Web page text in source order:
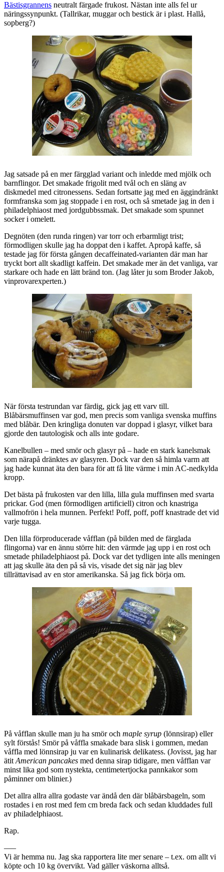
Bästisgrannens neutralt färgade frukost. Nästan inte alls fel ur
näringssynpunkt. (Tallrikar, muggar och bestick är i plast. Hallå,
sopberg?)
Jag satsade på en mer färgglad variant och inledde med mjölk och
barnflingor. Det smakade frigolit med tvål och en släng av
diskmedel med citronessens. Sedan fortsatte jag med en äggindränkt
formfranska som jag stoppade i en rost, och så smetade jag in den i
philadelphiaost med jordgubbssmak. Det smakade som spunnet
socker i omelett.
Degnöten (den runda ringen) var torr och erbarmligt trist;
förmodligen skulle jag ha doppat den i kaffet. Apropå kaffe, så
testade jag för första gången decaffeinated-varianten där man har
tryckt bort allt skadligt kaffein. Det smakade mer än det vanliga, var
starkare och hade en lätt bränd ton. (Jag låter ju som Broder Jakob,
vinprovarexperten.)
När första testrundan var färdig, gick jag ett varv till.
Blåbärsmuffinsen var god, men precis som vanliga svenska muffins
med blåbär. Den kringliga donuten var doppad i glasyr, vilket bara
gjorde den tautologisk och alls inte godare.
Kanelbullen – med smör och glasyr på – hade en stark kanelsmak
som närapå dränktes av glasyren. Dock var den så himla varm att
jag hade kunnat äta den bara för att få lite värme i min AC-nedkylda
kropp.
Det bästa på frukosten var den lilla, lilla gula muffinsen med svarta
prickar. God (men förmodligen artificiell) citron och knastriga
vallmofrön i hela munnen. Perfekt! Poff, poff, poff knastrade det vid
varje tugga.
Den lilla förproducerade våfflan (på bilden med de färglada
flingorna) var en ännu större hit: den värmde jag upp i en rost och
smetade philadelphiaost på. Dock var det tydligen inte alls meningen
att jag skulle äta den på så vis, visade det sig när jag blev
tillrättavisad av en stor amerikanska. Så jag fick börja om.
På våfflan skulle man ju ha smör och maple syrup (lönnsirap) eller
sylt förstås! Smör på våffla smakade bara slisk i gommen, medan
våffla med lönnsirap ju var en kulinarisk delikatess. (Jovisst, jag har
ätit American pancakes med denna sirap tidigare, men våfflan var
minst lika god som nystekta, centimetertjocka pannkakor som
påminner om blinier.)
Det allra allra allra godaste var ändå den där blåbärsbageln, som
rostades i en rost med fem cm breda fack och sedan kluddades full
av philadelphiaost.
Rap.
—–
Vi är hemma nu. Jag ska rapportera lite mer senare – t.ex. om allt vi
köpte och 10 kg övervikt. Vad gäller väskorna alltså.